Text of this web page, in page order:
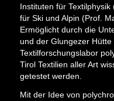
Instituten für
für Ski und Alpin (Prof.
Ermöglicht durch die
und der Glungezer
Textilforschungslabor
Tirol Textilien aller Art
getestet werden.
Mit der Idee von